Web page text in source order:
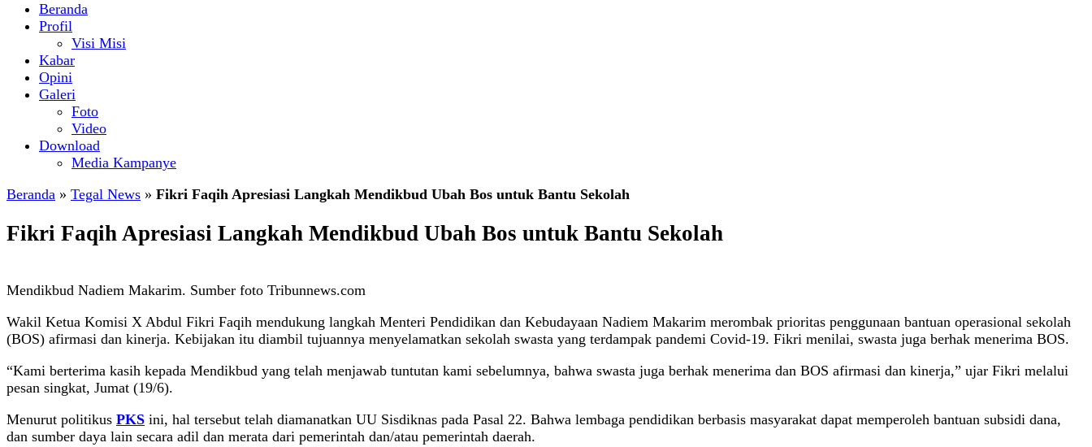
Beranda
Profil
Visi Misi
Kabar
Opini
Galeri
Foto
Video
Download
Media Kampanye
Beranda » Tegal News » Fikri Faqih Apresiasi Langkah Mendikbud Ubah Bos untuk Bantu Sekolah
Fikri Faqih Apresiasi Langkah Mendikbud Ubah Bos untuk Bantu Sekolah
Mendikbud Nadiem Makarim. Sumber foto Tribunnews.com
Wakil Ketua Komisi X Abdul Fikri Faqih mendukung langkah Menteri Pendidikan dan Kebudayaan Nadiem Makarim merombak prioritas penggunaan bantuan operasional sekolah
(BOS) afirmasi dan kinerja. Kebijakan itu diambil tujuannya menyelamatkan sekolah swasta yang terdampak pandemi Covid-19. Fikri menilai, swasta juga berhak menerima BOS.
“Kami berterima kasih kepada Mendikbud yang telah menjawab tuntutan kami sebelumnya, bahwa swasta juga berhak menerima dan BOS afirmasi dan kinerja,” ujar Fikri melalui
pesan singkat, Jumat (19/6).
Menurut politikus PKS ini, hal tersebut telah diamanatkan UU Sisdiknas pada Pasal 22. Bahwa lembaga pendidikan berbasis masyarakat dapat memperoleh bantuan subsidi dana,
dan sumber daya lain secara adil dan merata dari pemerintah dan/atau pemerintah daerah.